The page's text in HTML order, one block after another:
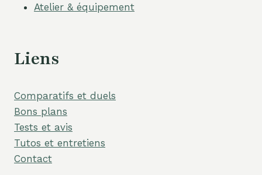
Atelier & équipement
Liens
Comparatifs et duels
Bons plans
Tests et avis
Tutos et entretiens
Contact